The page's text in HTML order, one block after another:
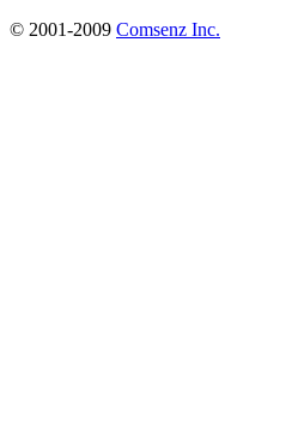
© 2001-2009 Comsenz Inc.